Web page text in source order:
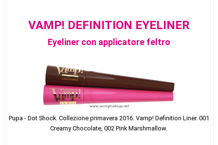
VAMP! DEFINITION EYELINER
Eyeliner con applicatore feltro
Pupa - Dot Shock. Collezione primavera 2016. Vamp! Definition Liner. 001
Creamy Chocolate, 002 Pink Marshmallow.